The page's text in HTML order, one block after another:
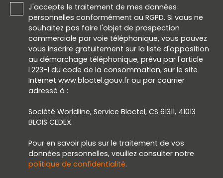
J'accepte le traitement de mes données
personnelles conformément au RGPD. Si vous ne
souhaitez pas faire l'objet de prospection
commerciale par voie téléphonique, vous pouvez
vous inscrire gratuitement sur la liste d'opposition
au démarchage téléphonique, prévu par l'article
L223-1 du code de la consommation, sur le site
Internet www.bloctel.gouv.fr ou par courrier
adressé à :
Société Worldline, Service Bloctel, CS 61311, 41013
BLOIS CEDEX.
Pour en savoir plus sur le traitement de vos
données personnelles, veuillez consulter notre
politique de confidentialité.